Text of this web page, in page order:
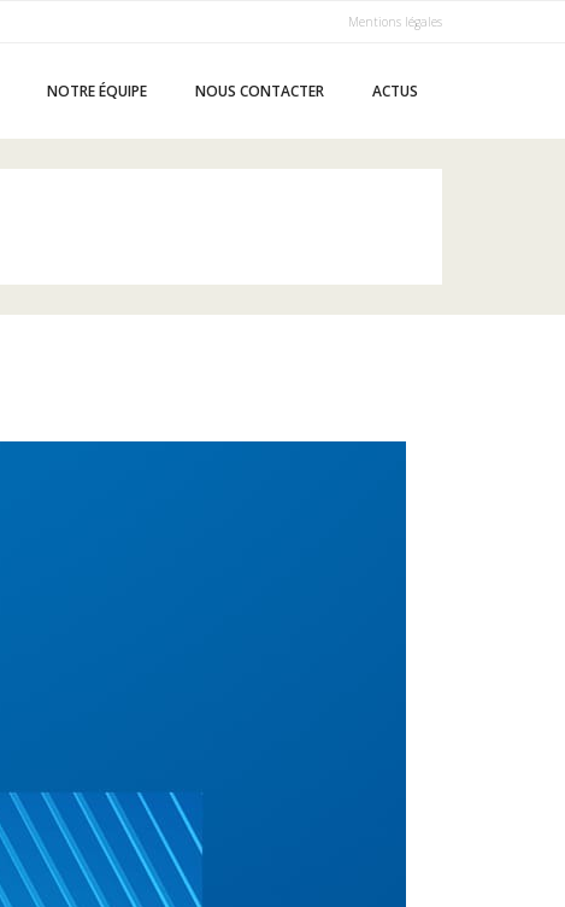
Mentions légales
NOTRE ÉQUIPE NOUS CONTACTER ACTUS